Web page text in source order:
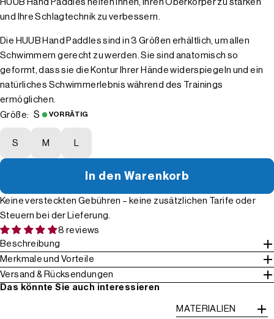
HUUB Hand Paddles helfen Ihnen, Ihren Oberkörper zu stärken
und Ihre Schlagtechnik zu verbessern.
Die HUUB Hand Paddles sind in 3 Größen erhältlich, um allen
Schwimmern gerecht zu werden. Sie sind anatomisch so
geformt, dass sie die Kontur Ihrer Hände widerspiegeln und ein
natürliches Schwimmerlebnis während des Trainings
ermöglichen.
Größe:
S VORRÄTIG
S M L
In den Warenkorb
Keine versteckten Gebühren – keine zusätzlichen Tarife oder
Steuern bei der Lieferung.
8 reviews
Beschreibung
Merkmale und Vorteile
Versand & Rücksendungen
Das könnte Sie auch interessieren
MATERIALIEN